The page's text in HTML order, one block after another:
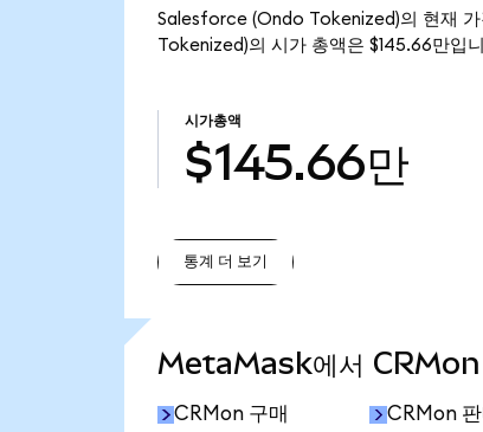
Salesforce (Ondo Tokenized)의 현재
Tokenized)의 시가 총액은 $145.66만입
시가총액
$145.66만
통계 더 보기
MetaMask에서 CRMon
CRMon 구매 CRMon 판